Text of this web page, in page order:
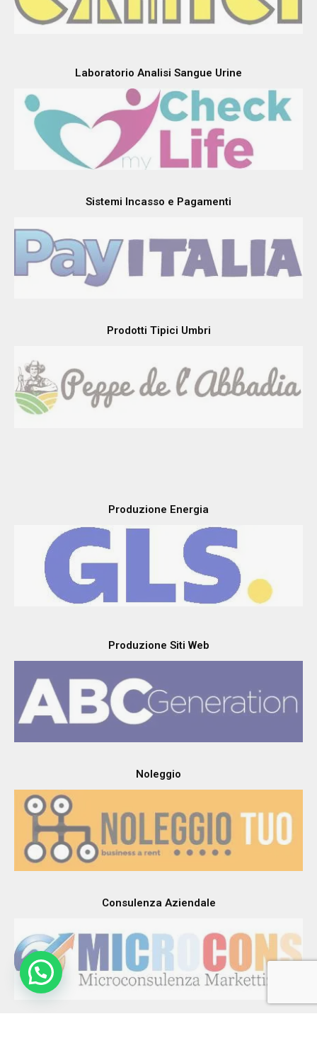
Laboratorio Analisi Sangue Urine
Sistemi Incasso e Pagamenti
Prodotti Tipici Umbri
Produzione Energia
Produzione Siti Web
Noleggio
Consulenza Aziendale